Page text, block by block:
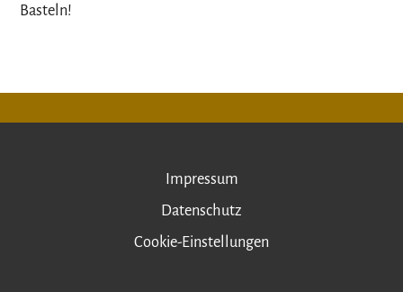
Basteln!
Impressum
Datenschutz
Cookie-Einstellungen